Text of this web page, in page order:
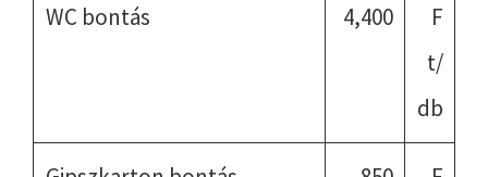
WC bontás 4,400
F
t/
db